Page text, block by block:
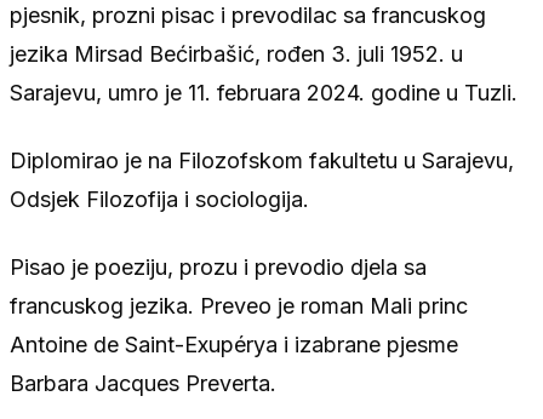
pjesnik, prozni pisac i prevodilac sa francuskog
jezika Mirsad Bećirbašić, rođen 3. juli 1952. u
Sarajevu, umro je 11. februara 2024. godine u Tuzli.
Diplomirao je na Filozofskom fakultetu u Sarajevu,
Odsjek Filozofija i sociologija.
Pisao je poeziju, prozu i prevodio djela sa
francuskog jezika. Preveo je roman Mali princ
Antoine de Saint-Exupérya i izabrane pjesme
Barbara Jacques Preverta.